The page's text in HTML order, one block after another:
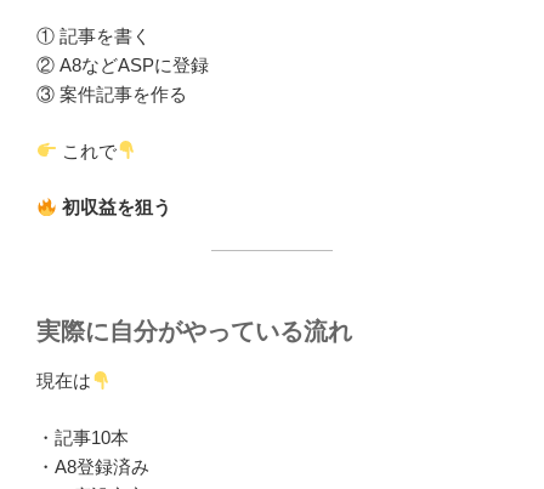
① 記事を書く
② A8などASPに登録
③ 案件記事を作る
これで
初収益を狙う
実際に自分がやっている流れ
現在は
・記事10本
・A8登録済み